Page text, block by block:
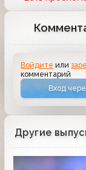
Войдите или
комментарий
Вход
Другие